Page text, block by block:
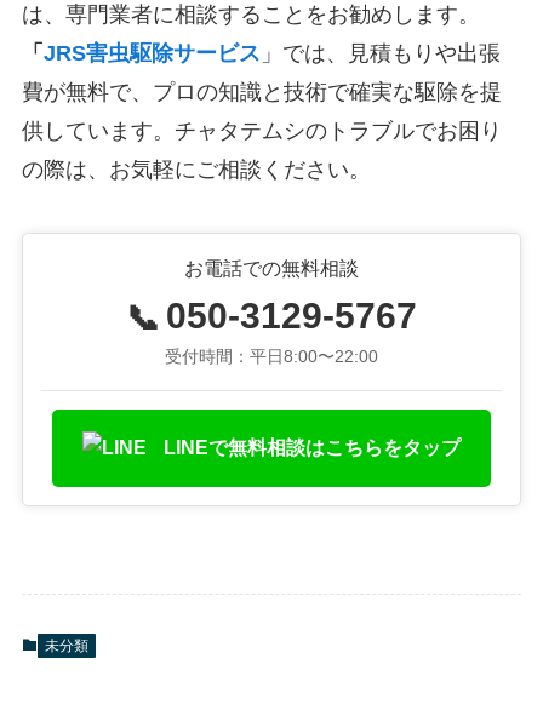
は、専門業者に相談することをお勧めします。
「 JRS害虫駆除サービス 」では、見積もりや出張
費が無料で、プロの知識と技術で確実な駆除を提
供しています。チャタテムシのトラブルでお困り
の際は、お気軽にご相談ください。
お電話での無料相談
📞 050-3129-5767
受付時間：平日8:00〜22:00
LINEで無料相談はこちらをタップ
未分類